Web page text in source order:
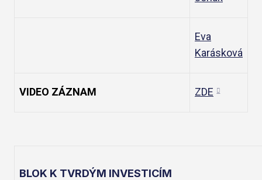
Eva
Karásková
VIDEO ZÁZNAM ZDE
BLOK K TVRDÝM INVESTICÍM